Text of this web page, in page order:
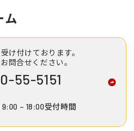
ム
け付けております。
問合せください。
55-5151
9:00 – 18:00受付時間